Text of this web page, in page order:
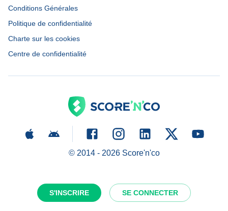
S'INSCRIRE SE CONNECTER
Conditions Générales
Politique de confidentialité
Charte sur les cookies
Centre de confidentialité
© 2014 - 2026Score'n'co